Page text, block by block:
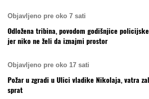
Objavljeno pre oko 7 sati
Odložena tribina, povodom godišnjice
jer niko ne želi da iznajmi prostor
Objavljeno pre oko 17 sati
Požar u zgradi u Ulici vladike Nikolaja, vatra
sprat